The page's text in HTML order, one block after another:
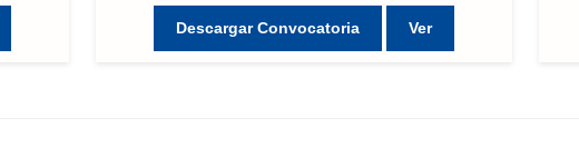
Descargar Convocatoria Ver